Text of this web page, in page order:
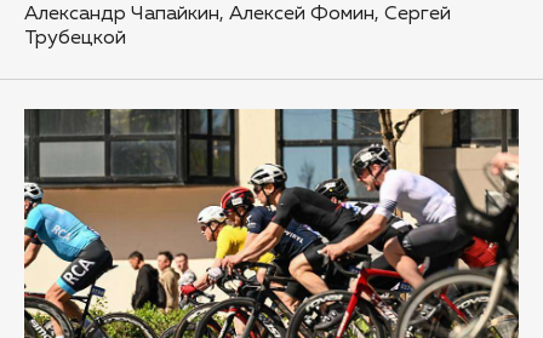
Александр Чапайкин, Алексей Фомин, Сергей
Трубецкой